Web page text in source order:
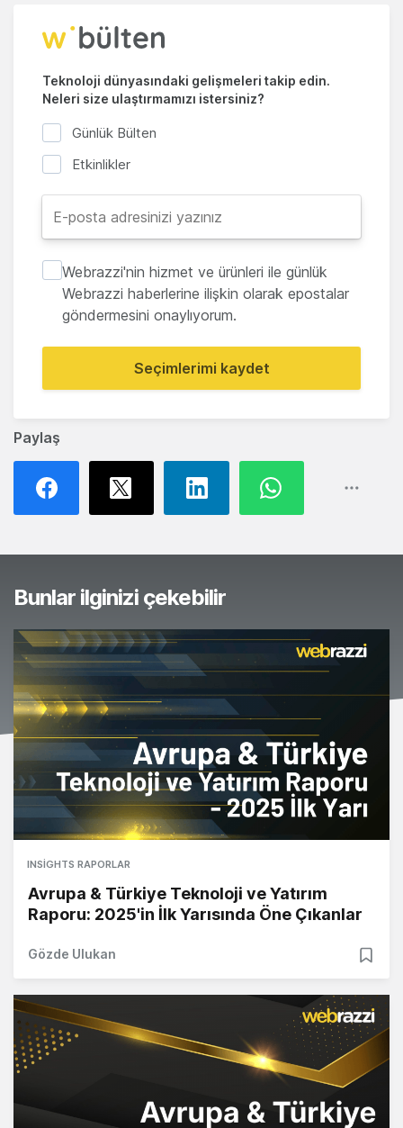
Paylaş
Teknoloji dünyasındaki gelişmeleri takip edin.
Neleri size ulaştırmamızı istersiniz?
Günlük Bülten
Etkinlikler
Webrazzi'nin hizmet ve ürünleri ile günlük
Webrazzi haberlerine ilişkin olarak epostalar
göndermesini onaylıyorum.
Seçimlerimi kaydet
Bunlar ilginizi çekebilir
INSIGHTS RAPORLAR
Avrupa & Türkiye Teknoloji ve Yatırım
Raporu: 2025'in İlk Yarısında Öne Çıkanlar
Gözde Ulukan